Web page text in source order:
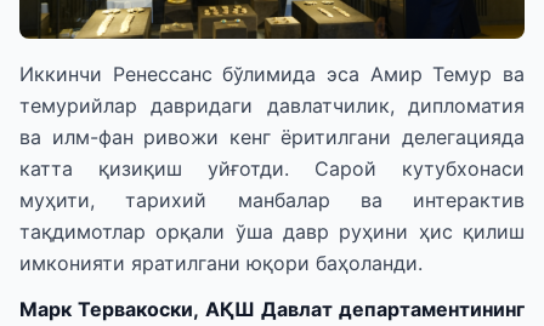
Иккинчи Ренессанс бўлимида эса Амир Темур ва
темурийлар давридаги давлатчилик, дипломатия
ва илм-фан ривожи кенг ёритилгани делегацияда
катта қизиқиш уйғотди. Сарой кутубхонаси
муҳити, тарихий манбалар ва интерактив
тақдимотлар орқали ўша давр руҳини ҳис қилиш
имконияти яратилгани юқори баҳоланди.
Марк Тервакоски, АҚШ Давлат департаментининг